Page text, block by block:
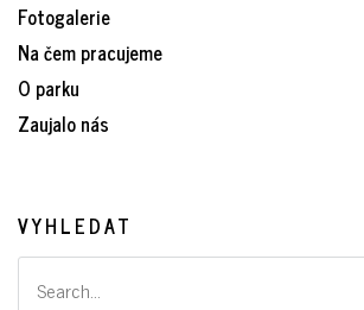
Fotogalerie
Na čem pracujeme
O parku
Zaujalo nás
VYHLEDAT